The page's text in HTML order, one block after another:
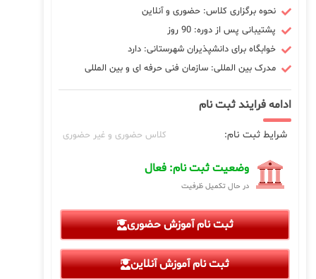
نحوه برگزاری کلاس: حضوری و آنلاین
پشتیبانی پس از دوره: 90 روز
خوابگاه برای دانشپذیران شهرستانی: دارد
مدرک بین المللی: سازمان فنی حرفه ای و بین المللی
ادامه فرایند ثبت نام
شرایط ثبت نام: کلاس حضوری و غیر حضوری
وضعیت ثبت نام: فعال
در حال تکمیل ظرفیت
ثبت نام آموزش حضوری
ثبت نام آموزش آنلاین